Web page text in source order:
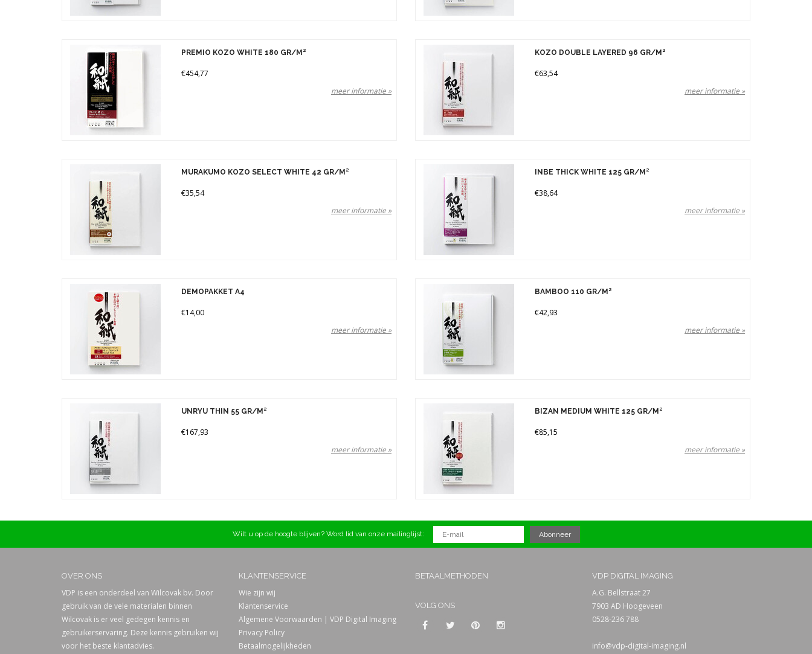
PREMIO KOZO WHITE 180 GR/M²
€454,77
meer informatie »
KOZO DOUBLE LAYERED 96 GR/M²
€63,54
meer informatie »
MURAKUMO KOZO SELECT WHITE 42 GR/M²
€35,54
meer informatie »
INBE THICK WHITE 125 GR/M²
€38,64
meer informatie »
DEMOPAKKET A4
€14,00
meer informatie »
BAMBOO 110 GR/M²
€42,93
meer informatie »
UNRYU THIN 55 GR/M²
€167,93
meer informatie »
BIZAN MEDIUM WHITE 125 GR/M²
€85,15
meer informatie »
Wilt u op de hoogte blijven? Word lid van onze mailinglijst:
OVER ONS
VDP is een onderdeel van Wilcovak bv. Door
gebruik van de vele materialen binnen
Wilcovak is er veel gedegen kennis en
gebruikerservaring. Deze kennis gebruiken wij
voor het beste klantadvies.
KLANTENSERVICE
Wie zijn wij
Klantenservice
Algemene Voorwaarden | VDP Digital Imaging
Privacy Policy
Betaalmogelijkheden
BETAALMETHODEN
VOLG ONS
VDP DIGITAL IMAGING
A.G. Bellstraat 27
7903 AD Hoogeveen
0528-236 788
info@vdp-digital-imaging.nl